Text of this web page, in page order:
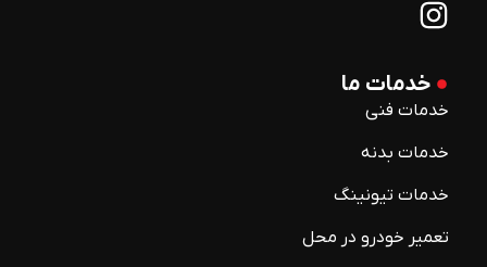
خدمات ما
خدمات فنی
خدمات بدنه
خدمات تیونینگ
تعمیر خودرو در محل